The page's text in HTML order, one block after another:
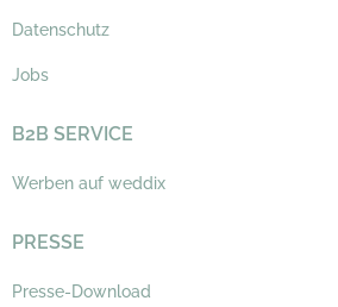
Datenschutz
Jobs
B2B SERVICE
Werben auf weddix
PRESSE
Presse-Download